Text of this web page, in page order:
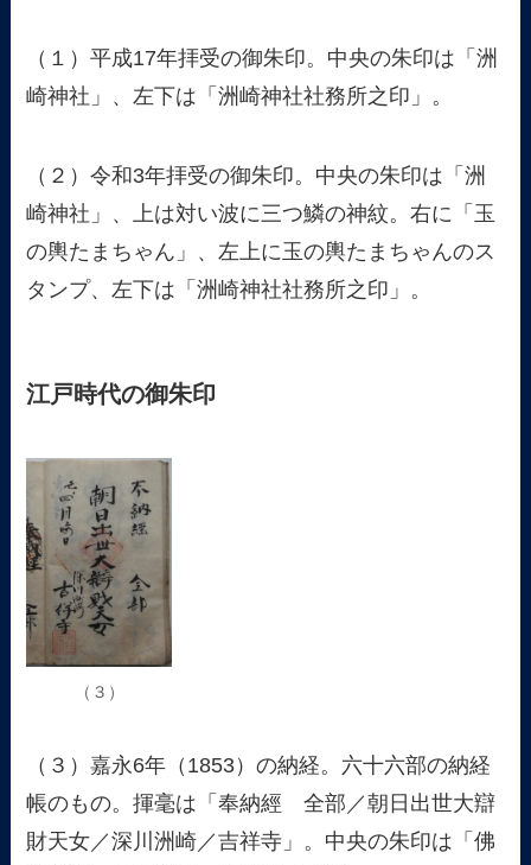
（１）平成17年拝受の御朱印。中央の朱印は「洲
崎神社」、左下は「洲崎神社社務所之印」。
（２）令和3年拝受の御朱印。中央の朱印は「洲
崎神社」、上は対い波に三つ鱗の神紋。右に「玉
の輿たまちゃん」、左上に玉の輿たまちゃんのス
タンプ、左下は「洲崎神社社務所之印」。
江戸時代の御朱印
（３）
（３）嘉永6年（1853）の納経。六十六部の納経
帳のもの。揮毫は「奉納經 全部／朝日出世大辯
財天女／深川洲崎／吉祥寺」。中央の朱印は「佛